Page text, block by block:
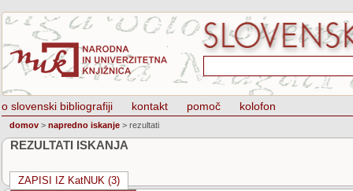
o slovenski bibliografiji kontakt pomoč kolofon
domov > napredno iskanje > rezultati
REZULTATI ISKANJA
ZAPISI IZ KatNUK (3)